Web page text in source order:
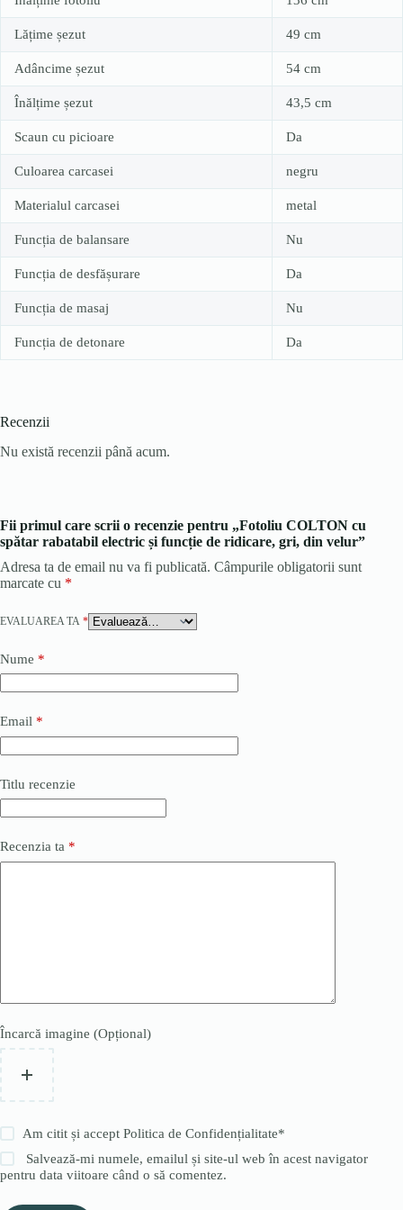
Lățime șezut 49 cm
Adâncime șezut 54 cm
Înălțime șezut 43,5 cm
Scaun cu picioare Da
Culoarea carcasei negru
Materialul carcasei metal
Funcția de balansare Nu
Funcția de desfășurare Da
Funcția de masaj Nu
Funcția de detonare Da
Recenzii
Nu există recenzii până acum.
Fii primul care scrii o recenzie pentru „Fotoliu COLTON cu
spătar rabatabil electric și funcție de ridicare, gri, din velur”
Adresa ta de email nu va fi publicată. Câmpurile obligatorii sunt
marcate cu *
EVALUAREA TA *
Nume *
Email *
Titlu recenzie
Recenzia ta *
Încarcă imagine (Opțional)
Am citit și acceptPolitica de Confidențialitate*
Salvează-mi numele, emailul și site-ul web în acest navigator
pentru data viitoare când o să comentez.